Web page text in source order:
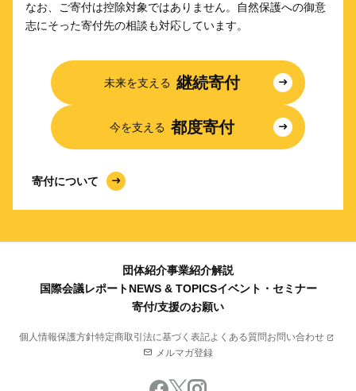
なお、ご寄付は控除対象ではありません。自然保護への御意
志にそった寄付先の相談も対応しています。
未来を支える 継続寄付
今を支える 都度寄付
寄付について
団体紹介事業紹介解説
国際会議レポートNEWS & TOPICSイベント・セミナー
寄付/支援のお願い
個人情報保護方針特定商取引法に基づく表記よくある質問お問い合わせ
メルマガ登録